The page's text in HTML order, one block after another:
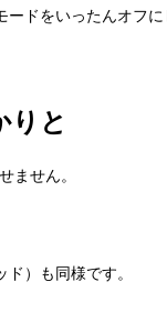
ドをいったんオフに
りと
ません。
）も同様です。